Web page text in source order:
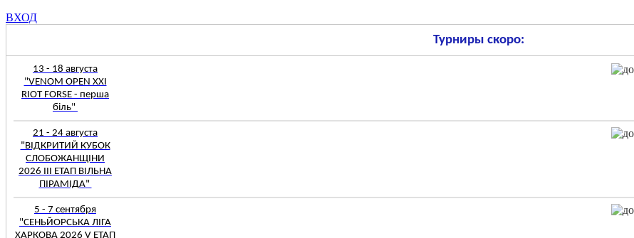
ВХОД
Турниры скоро:
13 - 18 августа
"VENOM OPEN ХХІ
RIOT FORSE - перша
біль"
21 - 24 августа
"ВІДКРИТИЙ КУБОК
СЛОБОЖАНЩІНИ
2026 III ЕТАП ВІЛЬНА
ПІРАМІДА"
5 - 7 сентября
"СЕНЬЙОРСЬКА ЛІГА
ХАРКОВА 2026 V ЕТАП